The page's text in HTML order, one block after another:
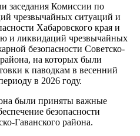
заседания Комиссии по
чрезвычайных ситуаций и
Хабаровского края и
и ликвидаций чрезвычайных
безопасности Советско-
на которых были
к паводкам в весенний
в 2026 году.
были приняты важные
безопасности
Гаванского района.